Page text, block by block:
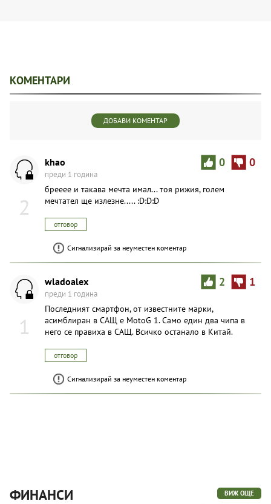
КОМЕНТАРИ
ДОБАВИ КОМЕНТАР
2
0 0
khao
преди 1 година
брееее и такава мечта имал... тоя рижия, голем
мечтател ще излезне..... :D:D:D
отговор
Сигнализирай за неуместен коментар
1
2 1
wladoalex
преди 1 година
Последният смартфон, от известните марки,
асимблиран в САЩ е MotoG 1. Само един два чипа в
него се правиха в САЩ. Всичко останало в Китай.
отговор
Сигнализирай за неуместен коментар
ФИНАНСИ ВИЖ ОЩЕ